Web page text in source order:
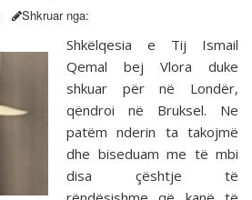
Shkruar nga:
Shkëlqesia e Tij Ismail
Qemal bej Vlora duke
shkuar për në Londër,
qëndroi në Bruksel. Ne
patëm nderin ta takojmë
dhe biseduam me të mbi
disa çështje të